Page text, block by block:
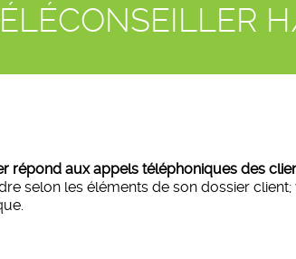
répond aux appels téléphoniques des
selon les éléments de son dossier